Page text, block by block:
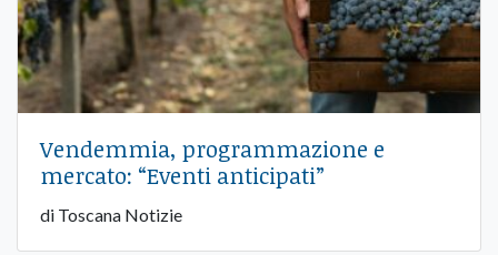
Vendemmia, programmazione e
mercato: “Eventi anticipati”
di Toscana Notizie